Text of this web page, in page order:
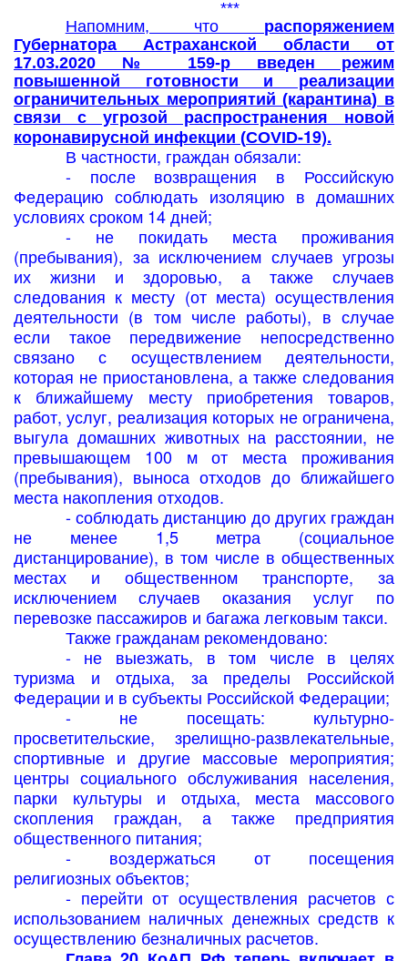
***
Напомним, что распоряжением
Губернатора Астраханской области от
17.03.2020 № 159-р введен режим
повышенной готовности и реализации
ограничительных мероприятий (карантина) в
связи с угрозой распространения новой
коронавирусной инфекции (COVID-19).
В частности, граждан обязали:
- после возвращения в Российскую
Федерацию соблюдать изоляцию в домашних
условиях сроком 14 дней;
- не покидать места проживания
(пребывания), за исключением случаев угрозы
их жизни и здоровью, а также случаев
следования к месту (от места) осуществления
деятельности (в том числе работы), в случае
если такое передвижение непосредственно
связано с осуществлением деятельности,
которая не приостановлена, а также следования
к ближайшему месту приобретения товаров,
работ, услуг, реализация которых не ограничена,
выгула домашних животных на расстоянии, не
превышающем 100 м от места проживания
(пребывания), выноса отходов до ближайшего
места накопления отходов.
- соблюдать дистанцию до других граждан
не менее 1,5 метра (социальное
дистанцирование), в том числе в общественных
местах и общественном транспорте, за
исключением случаев оказания услуг по
перевозке пассажиров и багажа легковым такси.
Также гражданам рекомендовано:
- не выезжать, в том числе в целях
туризма и отдыха, за пределы Российской
Федерации и в субъекты Российской Федерации;
- не посещать: культурно-
просветительские, зрелищно-развлекательные,
спортивные и другие массовые мероприятия;
центры социального обслуживания населения,
парки культуры и отдыха, места массового
скопления граждан, а также предприятия
общественного питания;
- воздержаться от посещения
религиозных объектов;
- перейти от осуществления расчетов с
использованием наличных денежных средств к
осуществлению безналичных расчетов.